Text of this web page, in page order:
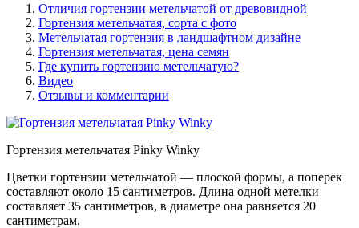
Отличия гортензии метельчатой от древовидной
Гортензия метельчатая, сорта с фото
Метельчатая гортензия в ландшафтном дизайне
Гортензия метельчатая, цена семян
Где купить гортензию метельчатую?
Видео
Отзывы и комментарии
Гортензия метельчатая Pinky Winky
Цветки гортензии метельчатой — плоской формы, а поперек
составляют около 15 сантиметров. Длина одной метелки
составляет 35 сантиметров, в диаметре она равняется 20
сантиметрам.